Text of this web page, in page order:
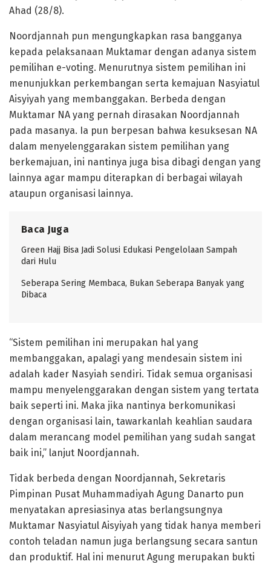
Ahad (28/8).
Noordjannah pun mengungkapkan rasa bangganya
kepada pelaksanaan Muktamar dengan adanya sistem
pemilihan e-voting. Menurutnya sistem pemilihan ini
menunjukkan perkembangan serta kemajuan Nasyiatul
Aisyiyah yang membanggakan. Berbeda dengan
Muktamar NA yang pernah dirasakan Noordjannah
pada masanya. Ia pun berpesan bahwa kesuksesan NA
dalam menyelenggarakan sistem pemilihan yang
berkemajuan, ini nantinya juga bisa dibagi dengan yang
lainnya agar mampu diterapkan di berbagai wilayah
ataupun organisasi lainnya.
Baca Juga
Green Hajj Bisa Jadi Solusi Edukasi Pengelolaan Sampah
dari Hulu
Seberapa Sering Membaca, Bukan Seberapa Banyak yang
Dibaca
“Sistem pemilihan ini merupakan hal yang
membanggakan, apalagi yang mendesain sistem ini
adalah kader Nasyiah sendiri. Tidak semua organisasi
mampu menyelenggarakan dengan sistem yang tertata
baik seperti ini. Maka jika nantinya berkomunikasi
dengan organisasi lain, tawarkanlah keahlian saudara
dalam merancang model pemilihan yang sudah sangat
baik ini,” lanjut Noordjannah.
Tidak berbeda dengan Noordjannah, Sekretaris
Pimpinan Pusat Muhammadiyah Agung Danarto pun
menyatakan apresiasinya atas berlangsungnya
Muktamar Nasyiatul Aisyiyah yang tidak hanya memberi
contoh teladan namun juga berlangsung secara santun
dan produktif. Hal ini menurut Agung merupakan bukti